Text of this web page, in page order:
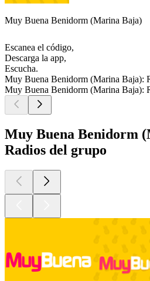
Muy Buena Benidorm (Marina Baja)
Escanea el código,
Descarga la app,
Escucha.
Muy Buena Benidorm (Marina Baja):
Muy Buena Benidorm (Marina Baja):
Muy Buena Benidorm
Radios del grupo